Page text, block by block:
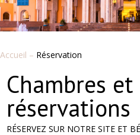
Accueil – Réservation
Chambres et
réservations
RÉSERVEZ SUR NOTRE SITE ET